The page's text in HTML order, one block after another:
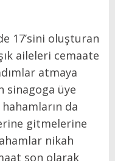
17’sini oluşturan
aileleri cemaate
atmaya
sinagoga üye
da
gitmelerine
nikah
son olarak